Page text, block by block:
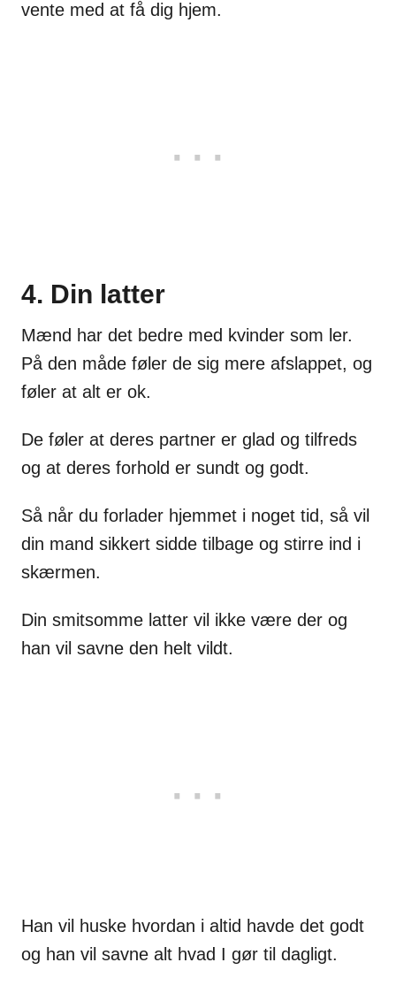
vente med at få dig hjem.
4. Din latter
Mænd har det bedre med kvinder som ler.
På den måde føler de sig mere afslappet, og
føler at alt er ok.
De føler at deres partner er glad og tilfreds
og at deres forhold er sundt og godt.
Så når du forlader hjemmet i noget tid, så vil
din mand sikkert sidde tilbage og stirre ind i
skærmen.
Din smitsomme latter vil ikke være der og
han vil savne den helt vildt.
Han vil huske hvordan i altid havde det godt
og han vil savne alt hvad I gør til dagligt.